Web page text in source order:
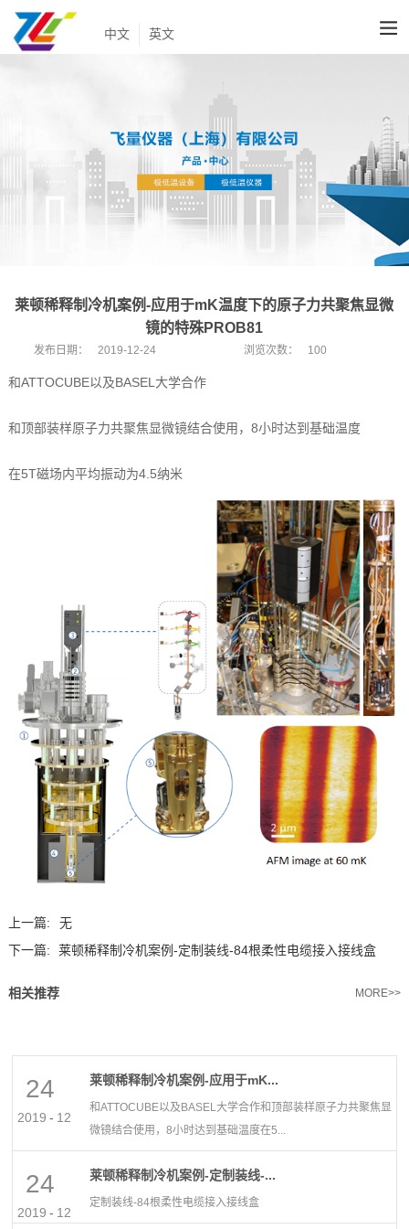
中文 英文
莱顿稀释制冷机案例-应用于mK温度下的原子力共聚焦显微
镜的特殊PROB81
发布日期： 2019-12-24 浏览次数： 100
和ATTOCUBE以及BASEL大学合作
和顶部装样原子力共聚焦显微镜结合使用，8小时达到基础温度
在5T磁场内平均振动为4.5纳米
上一篇:
无
下一篇:
莱顿稀释制冷机案例-定制装线-84根柔性电缆接入接线盒
相关推荐 MORE>>
2019 12
24
-
莱顿稀释制冷机案例-应用于mK...
和ATTOCUBE以及BASEL大学合作和顶部装样原子力共聚焦显
微镜结合使用，8小时达到基础温度在5...
2019 12
24
-
莱顿稀释制冷机案例-定制装线-...
定制装线-84根柔性电缆接入接线盒